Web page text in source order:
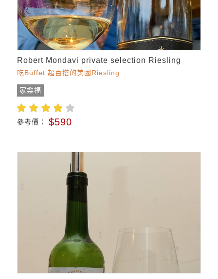
Robert Mondavi private selection Riesling
吃Buffet 超百搭的美國Riesling
家樂福
參考價： $590